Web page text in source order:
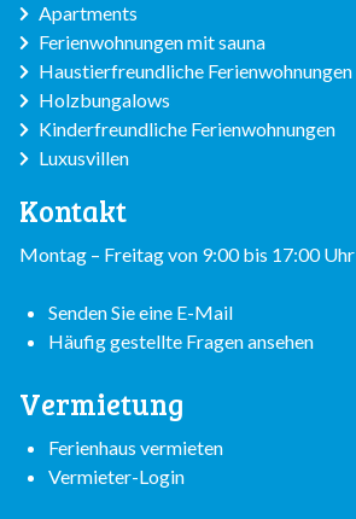
Apartments
Ferienwohnungen mit sauna
Haustierfreundliche Ferienwohnungen
Holzbungalows
Kinderfreundliche Ferienwohnungen
Luxusvillen
Kontakt
Montag – Freitag von 9:00 bis 17:00 Uhr
Senden Sie eine E-Mail
Häufig gestellte Fragen ansehen
Vermietung
Ferienhaus vermieten
Vermieter-Login